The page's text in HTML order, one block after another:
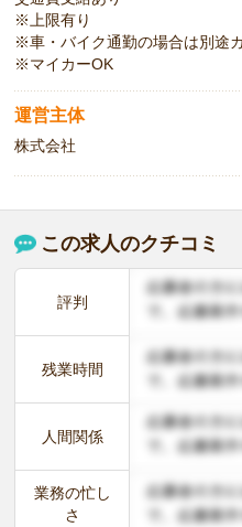
※上限有り
※車・バイク通勤の場合は別途
※マイカーOK
運営主体
株式会社
この求人のクチコミ
評判
残業時間
人間関係
業務の忙し
さ